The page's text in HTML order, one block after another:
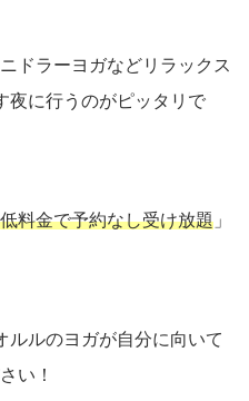
ドラーヨガなどリラックス
夜に行うのがピッタリで
低料金で予約なし受け放題 」
ルルのヨガが自分に向いて
い！